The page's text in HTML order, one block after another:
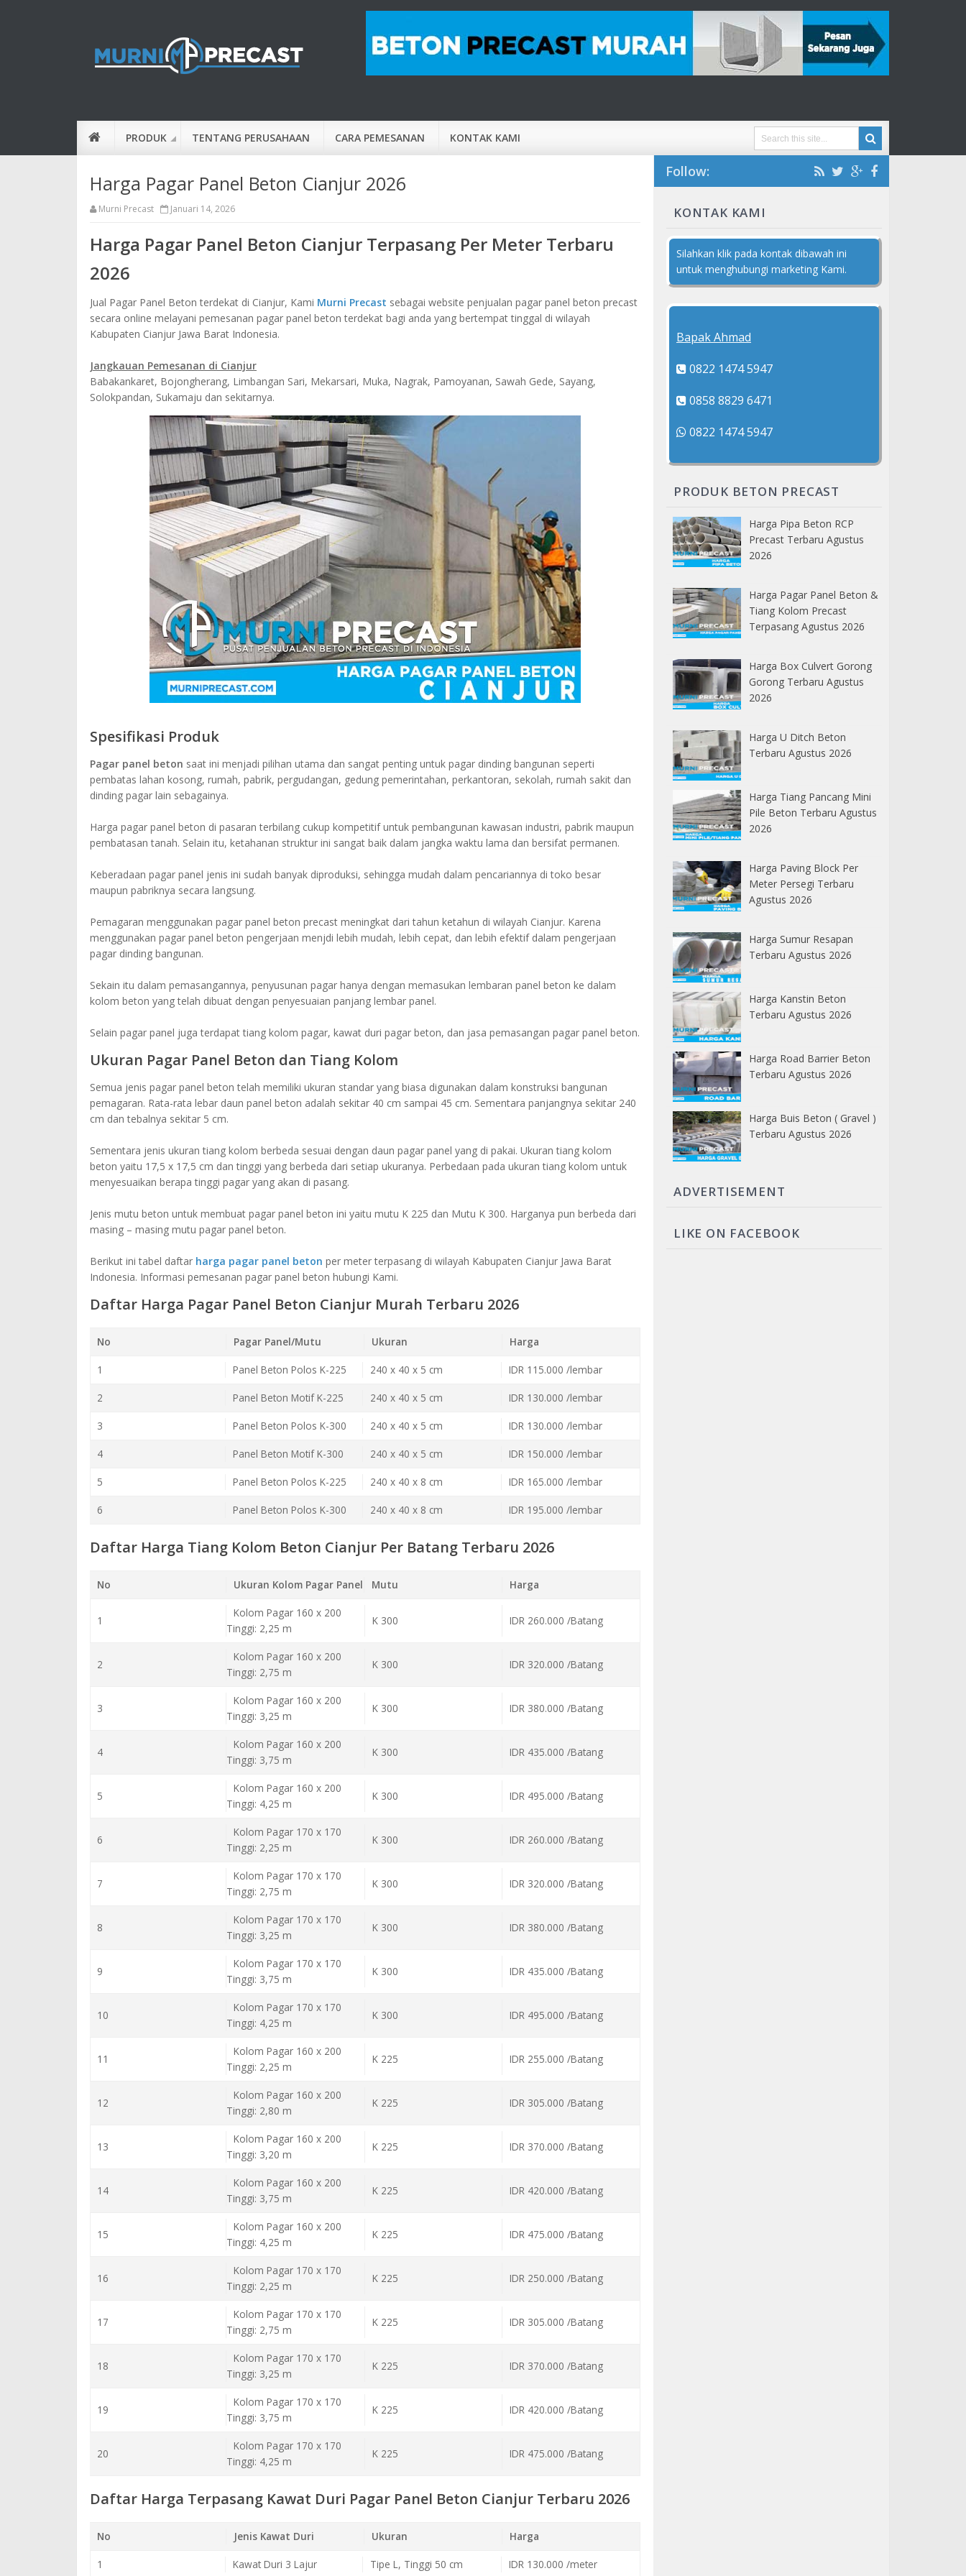
PRODUK TENTANG PERUSAHAAN CARA PEMESANAN KONTAK KAMI
Harga Pagar Panel Beton Cianjur 2026
Murni Precast Januari 14, 2026
Harga Pagar Panel Beton Cianjur Terpasang Per Meter Terbaru
2026
Jual Pagar Panel Beton terdekat di Cianjur, Kami Murni Precast sebagai website penjualan pagar panel beton precast
secara online melayani pemesanan pagar panel beton terdekat bagi anda yang bertempat tinggal di wilayah
Kabupaten Cianjur Jawa Barat Indonesia.
Jangkauan Pemesanan di Cianjur
Babakankaret, Bojongherang, Limbangan Sari, Mekarsari, Muka, Nagrak, Pamoyanan, Sawah Gede, Sayang,
Solokpandan, Sukamaju dan sekitarnya.
Spesifikasi Produk
Pagar panel beton saat ini menjadi pilihan utama dan sangat penting untuk pagar dinding bangunan seperti
pembatas lahan kosong, rumah, pabrik, pergudangan, gedung pemerintahan, perkantoran, sekolah, rumah sakit dan
dinding pagar lain sebagainya.
Harga pagar panel beton di pasaran terbilang cukup kompetitif untuk pembangunan kawasan industri, pabrik maupun
pembatasan tanah. Selain itu, ketahanan struktur ini sangat baik dalam jangka waktu lama dan bersifat permanen.
Keberadaan pagar panel jenis ini sudah banyak diproduksi, sehingga mudah dalam pencariannya di toko besar
maupun pabriknya secara langsung.
Pemagaran menggunakan pagar panel beton precast meningkat dari tahun ketahun di wilayah Cianjur. Karena
menggunakan pagar panel beton pengerjaan menjdi lebih mudah, lebih cepat, dan lebih efektif dalam pengerjaan
pagar dinding bangunan.
Sekain itu dalam pemasangannya, penyusunan pagar hanya dengan memasukan lembaran panel beton ke dalam
kolom beton yang telah dibuat dengan penyesuaian panjang lembar panel.
Selain pagar panel juga terdapat tiang kolom pagar, kawat duri pagar beton, dan jasa pemasangan pagar panel beton.
Ukuran Pagar Panel Beton dan Tiang Kolom
Semua jenis pagar panel beton telah memiliki ukuran standar yang biasa digunakan dalam konstruksi bangunan
pemagaran. Rata-rata lebar daun panel beton adalah sekitar 40 cm sampai 45 cm. Sementara panjangnya sekitar 240
cm dan tebalnya sekitar 5 cm.
Sementara jenis ukuran tiang kolom berbeda sesuai dengan daun pagar panel yang di pakai. Ukuran tiang kolom
beton yaitu 17,5 x 17,5 cm dan tinggi yang berbeda dari setiap ukuranya. Perbedaan pada ukuran tiang kolom untuk
menyesuaikan berapa tinggi pagar yang akan di pasang.
Jenis mutu beton untuk membuat pagar panel beton ini yaitu mutu K 225 dan Mutu K 300. Harganya pun berbeda dari
masing – masing mutu pagar panel beton.
Berikut ini tabel daftar harga pagar panel beton per meter terpasang di wilayah Kabupaten Cianjur Jawa Barat
Indonesia. Informasi pemesanan pagar panel beton hubungi Kami.
Daftar Harga Pagar Panel Beton Cianjur Murah Terbaru 2026
No Pagar Panel/Mutu Ukuran Harga
1 Panel Beton Polos K-225 240 x 40 x 5 cm IDR 115.000 /lembar
2 Panel Beton Motif K-225 240 x 40 x 5 cm IDR 130.000 /lembar
3 Panel Beton Polos K-300 240 x 40 x 5 cm IDR 130.000 /lembar
4 Panel Beton Motif K-300 240 x 40 x 5 cm IDR 150.000 /lembar
5 Panel Beton Polos K-225 240 x 40 x 8 cm IDR 165.000 /lembar
6 Panel Beton Polos K-300 240 x 40 x 8 cm IDR 195.000 /lembar
Daftar Harga Tiang Kolom Beton Cianjur Per Batang Terbaru 2026
No Ukuran Kolom Pagar Panel Mutu Harga
1
Kolom Pagar 160 x 200
Tinggi: 2,25 m
K 300 IDR 260.000 /Batang
2
Kolom Pagar 160 x 200
Tinggi: 2,75 m
K 300 IDR 320.000 /Batang
3
Kolom Pagar 160 x 200
Tinggi: 3,25 m
K 300 IDR 380.000 /Batang
4
Kolom Pagar 160 x 200
Tinggi: 3,75 m
K 300 IDR 435.000 /Batang
5
Kolom Pagar 160 x 200
Tinggi: 4,25 m
K 300 IDR 495.000 /Batang
6
Kolom Pagar 170 x 170
Tinggi: 2,25 m
K 300 IDR 260.000 /Batang
7
Kolom Pagar 170 x 170
Tinggi: 2,75 m
K 300 IDR 320.000 /Batang
8
Kolom Pagar 170 x 170
Tinggi: 3,25 m
K 300 IDR 380.000 /Batang
9
Kolom Pagar 170 x 170
Tinggi: 3,75 m
K 300 IDR 435.000 /Batang
10
Kolom Pagar 170 x 170
Tinggi: 4,25 m
K 300 IDR 495.000 /Batang
11
Kolom Pagar 160 x 200
Tinggi: 2,25 m
K 225 IDR 255.000 /Batang
12
Kolom Pagar 160 x 200
Tinggi: 2,80 m
K 225 IDR 305.000 /Batang
13
Kolom Pagar 160 x 200
Tinggi: 3,20 m
K 225 IDR 370.000 /Batang
14
Kolom Pagar 160 x 200
Tinggi: 3,75 m
K 225 IDR 420.000 /Batang
15
Kolom Pagar 160 x 200
Tinggi: 4,25 m
K 225 IDR 475.000 /Batang
16
Kolom Pagar 170 x 170
Tinggi: 2,25 m
K 225 IDR 250.000 /Batang
17
Kolom Pagar 170 x 170
Tinggi: 2,75 m
K 225 IDR 305.000 /Batang
18
Kolom Pagar 170 x 170
Tinggi: 3,25 m
K 225 IDR 370.000 /Batang
19
Kolom Pagar 170 x 170
Tinggi: 3,75 m
K 225 IDR 420.000 /Batang
20
Kolom Pagar 170 x 170
Tinggi: 4,25 m
K 225 IDR 475.000 /Batang
Daftar Harga Terpasang Kawat Duri Pagar Panel Beton Cianjur Terbaru 2026
No Jenis Kawat Duri Ukuran Harga
1 Kawat Duri 3 Lajur Tipe L, Tinggi 50 cm IDR 130.000 /meter
Follow:
KONTAK KAMI
Silahkan klik pada kontak dibawah ini
untuk menghubungi marketing Kami.
Bapak Ahmad
0822 1474 5947
0858 8829 6471
0822 1474 5947
PRODUK BETON PRECAST
Harga Pipa Beton RCP
Precast Terbaru Agustus
2026
Harga Pagar Panel Beton &
Tiang Kolom Precast
Terpasang Agustus 2026
Harga Box Culvert Gorong
Gorong Terbaru Agustus
2026
Harga U Ditch Beton
Terbaru Agustus 2026
Harga Tiang Pancang Mini
Pile Beton Terbaru Agustus
2026
Harga Paving Block Per
Meter Persegi Terbaru
Agustus 2026
Harga Sumur Resapan
Terbaru Agustus 2026
Harga Kanstin Beton
Terbaru Agustus 2026
Harga Road Barrier Beton
Terbaru Agustus 2026
Harga Buis Beton ( Gravel )
Terbaru Agustus 2026
ADVERTISEMENT
LIKE ON FACEBOOK